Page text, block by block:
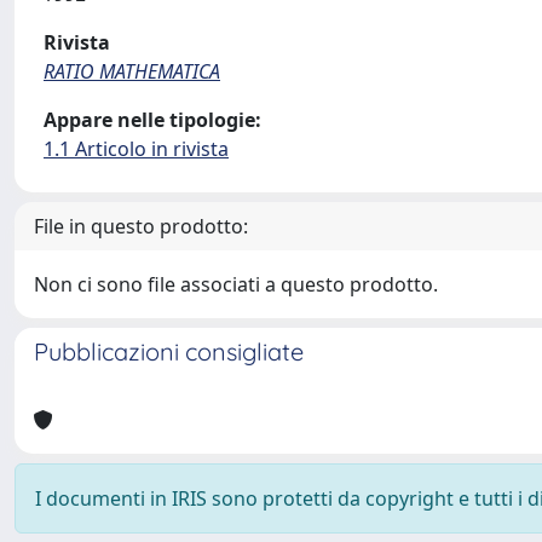
Rivista
RATIO MATHEMATICA
Appare nelle tipologie:
1.1 Articolo in rivista
File in questo prodotto:
Non ci sono file associati a questo prodotto.
Pubblicazioni consigliate
I documenti in IRIS sono protetti da copyright e tutti i